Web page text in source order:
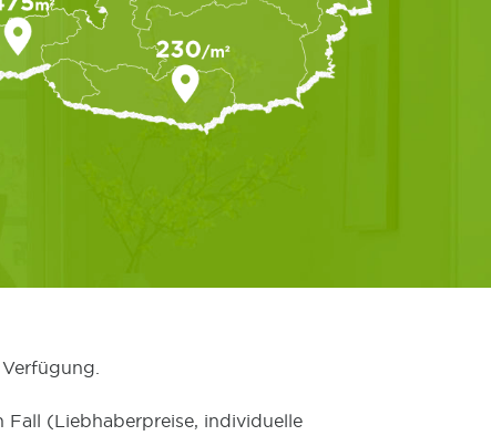
Fall (Liebhaberpreise, individuelle